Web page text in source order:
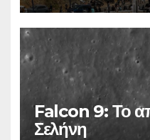
Falcon 9: Το
Σελήνη